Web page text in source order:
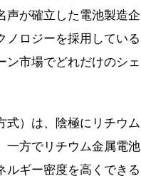
声が確立した電池製造企
ノロジーを採用している
ン市場でどれだけのシェ
式）は、陰極にリチウム
一方でリチウム金属電池
ルギー密度を高くできる